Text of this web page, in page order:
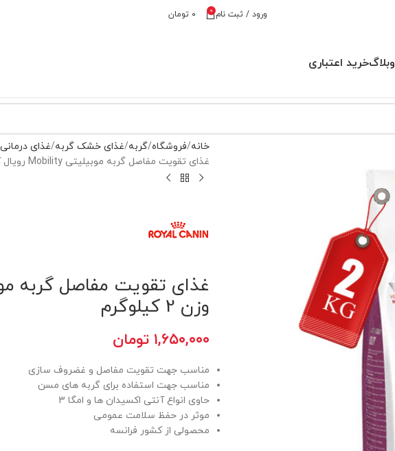
ورود / ثبت نام 0 ۰ تومان
وبلاگخرید اعتباری
خانه فروشگاه گربه غذای خشک گربه غذای
غذای تقویت مفاصل گربه موبیلیتی Mobility رویال کنین وزن 2 کیلوگرم
وزن 2 کیلوگرم
۱,۶۵۰,۰۰۰ تومان
مناسب جهت تقویت مفاصل و غضروف سازی
مناسب جهت استفاده برای گربه های مسن
حاوی انواع آنتی اکسیدان ها و امگا 3
موثر در حفظ سلامت عمومی
محصولی از کشور فرانسه